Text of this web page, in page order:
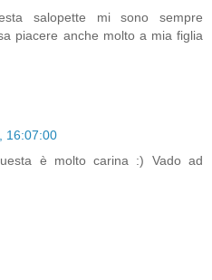
salopette mi sono sempre
piacere anche molto a mia figlia
16:07:00
è molto carina :) Vado ad